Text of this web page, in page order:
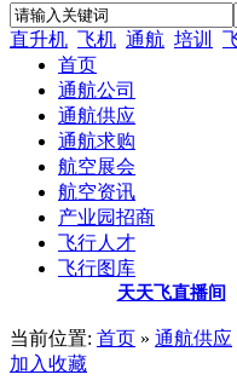
直升机 飞机 通航 培训
首页
通航公司
通航供应
通航求购
航空展会
航空资讯
产业园招商
飞行人才
飞行图库
天天飞直播间
当前位置: 首页 » 通航供应
加入收藏